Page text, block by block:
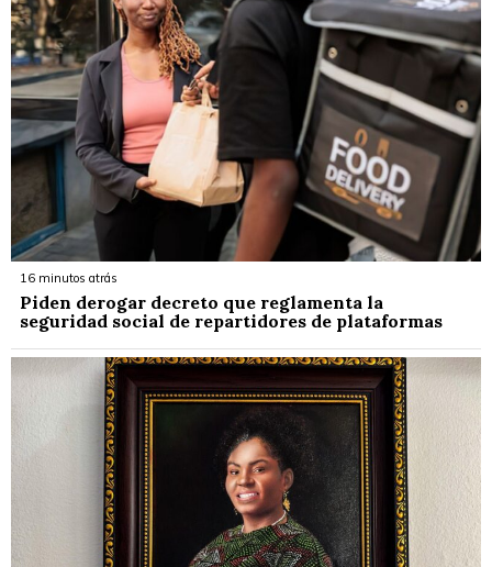
16 minutos atrás
Piden derogar decreto que reglamenta la
seguridad social de repartidores de plataformas